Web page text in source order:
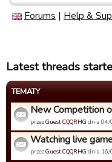
Forums | Help &
Latest threads
TEMATY
New Competition
przezGuest CQQRHG dnia 04/
Watching live
przezGuest CQQRHG dnia 16/